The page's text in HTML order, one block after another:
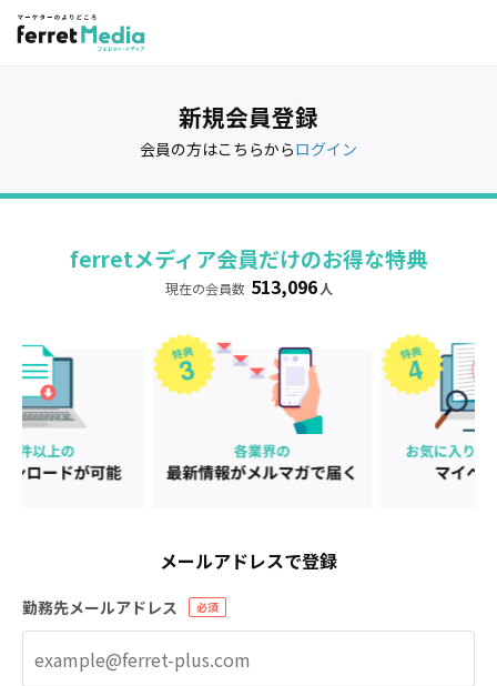
新規会員登録
会員の方はこちらからログイン
ferretメディア会員だけのお得な特典
現在の会員数 513,096 人
メールアドレスで登録
勤務先メールアドレス